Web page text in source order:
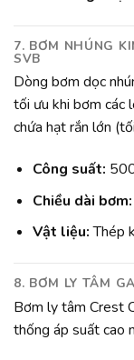
7. BƠM NHÚNG
SVB
Dòng bơm dọc
tối ưu khi bơm các
chứa hạt rắn lớn
Công suất:
Chiều dài bơm:
Vật liệu:Thép
8. BƠM LY TÂM
Bơm ly tâm Crest
thống áp suất cao